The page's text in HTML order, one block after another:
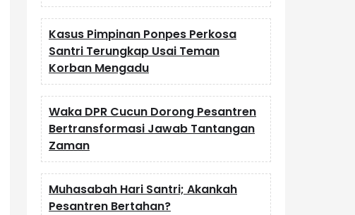
Kasus Pimpinan Ponpes Perkosa
Santri Terungkap Usai Teman
Korban Mengadu
Waka DPR Cucun Dorong Pesantren
Bertransformasi Jawab Tantangan
Zaman
Muhasabah Hari Santri; Akankah
Pesantren Bertahan?